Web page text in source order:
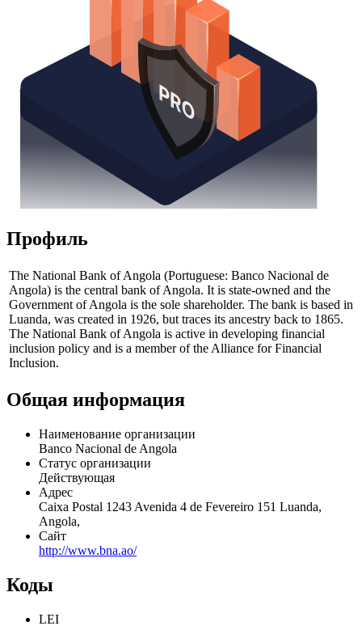
Профиль
The National Bank of Angola (Portuguese: Banco Nacional de
Angola) is the central bank of Angola. It is state-owned and the
Government of Angola is the sole shareholder. The bank is based in
Luanda, was created in 1926, but traces its ancestry back to 1865.
The National Bank of Angola is active in developing financial
inclusion policy and is a member of the Alliance for Financial
Inclusion.
Общая информация
Наименование организации
Banco Nacional de Angola
Статус организации
Действующая
Адрес
Caixa Postal 1243 Avenida 4 de Fevereiro 151 Luanda,
Angola,
Сайт
http://www.bna.ao/
Коды
LEI